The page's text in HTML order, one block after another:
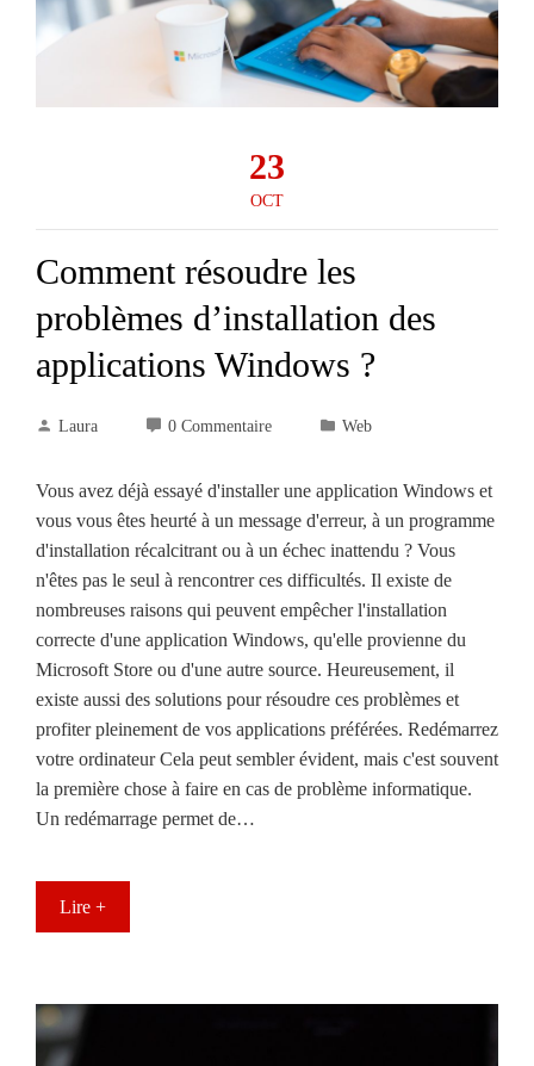
23
OCT
Comment résoudre les
problèmes d’installation des
applications Windows ?
Laura 0 Commentaire Web
Vous avez déjà essayé d'installer une application Windows et
vous vous êtes heurté à un message d'erreur, à un programme
d'installation récalcitrant ou à un échec inattendu ? Vous
n'êtes pas le seul à rencontrer ces difficultés. Il existe de
nombreuses raisons qui peuvent empêcher l'installation
correcte d'une application Windows, qu'elle provienne du
Microsoft Store ou d'une autre source. Heureusement, il
existe aussi des solutions pour résoudre ces problèmes et
profiter pleinement de vos applications préférées. Redémarrez
votre ordinateur Cela peut sembler évident, mais c'est souvent
la première chose à faire en cas de problème informatique.
Un redémarrage permet de…
Lire +